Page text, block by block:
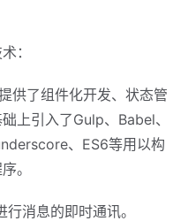
：
供了组件化开发、状态管
上引入了Gulp、Babel、
、ES6等用以构
。
消息的即时通讯。